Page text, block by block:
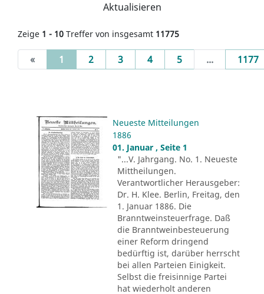
Aktualisieren
Zeige 1 - 10 Treffer von insgesamt 11775
« 1 (current)
2 3 4 5 ... 1177
Neueste Mitteilungen
1886
01. Januar , Seite 1
"...V. Jahrgang. No. 1. Neueste
Mittheilungen.
Verantwortlicher Herausgeber:
Dr. H. Klee. Berlin, Freitag, den
1. Januar 1886. Die
Branntweinsteuerfrage. Daß
die Branntweinbesteuerung
einer Reform dringend
bedürftig ist, darüber herrscht
bei allen Parteien Einigkeit.
Selbst die freisinnige Partei
hat wiederholt anderen